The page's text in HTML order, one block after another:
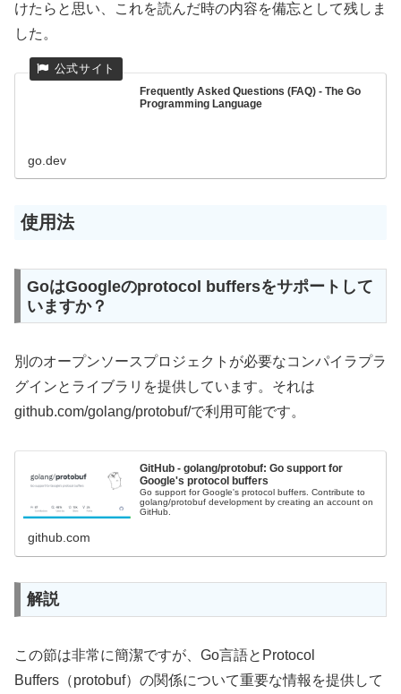
けたらと思い、これを読んだ時の内容を備忘として残しま
した。
Frequently Asked Questions (FAQ) - The Go
Programming Language
go.dev
使用法
GoはGoogleのprotocol buffersをサポートして
いますか？
別のオープンソースプロジェクトが必要なコンパイラプラ
グインとライブラリを提供しています。それは
github.com/golang/protobuf/で利用可能です。
GitHub - golang/protobuf: Go support for
Google's protocol buffers
Go support for Google's protocol buffers. Contribute to
golang/protobuf development by creating an account on
GitHub.
github.com
解説
この節は非常に簡潔ですが、Go言語とProtocol
Buffers（protobuf）の関係について重要な情報を提供して